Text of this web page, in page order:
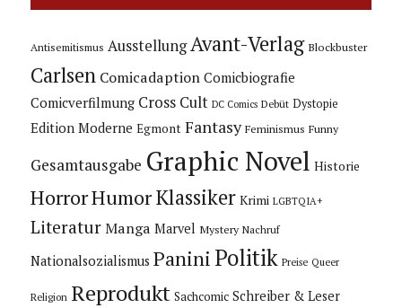
Antisemitismus Ausstellung Avant-Verlag Blockbuster
Carlsen Comicadaption Comicbiografie
Comicverfilmung Cross Cult DC Comics Debüt Dystopie
Edition Moderne Egmont Fantasy Feminismus Funny
Gesamtausgabe Graphic Novel Historie
HorrorHumorKlassiker Krimi LGBTQIA+
Literatur Manga Marvel Mystery Nachruf
Nationalsozialismus Panini Politik Preise Queer
Religion Reprodukt Sachcomic Schreiber & Leser